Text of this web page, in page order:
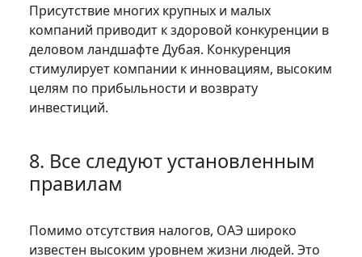
Присутствие многих крупных и малых
компаний приводит к здоровой конкуренции в
деловом ландшафте Дубая. Конкуренция
стимулирует компании к инновациям, высоким
целям по прибыльности и возврату
инвестиций.
8. Все следуют установленным
правилам
Помимо отсутствия налогов, ОАЭ широко
известен высоким уровнем жизни людей. Это